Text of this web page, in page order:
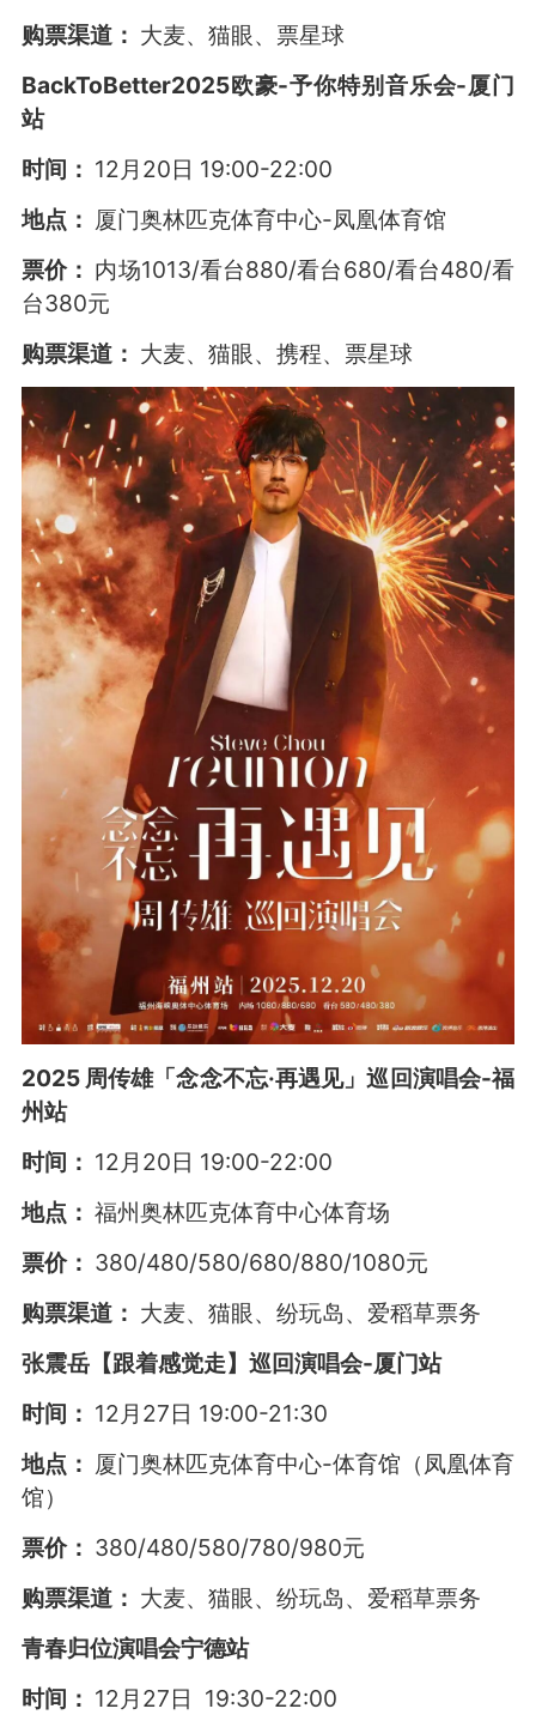
购票渠道： 大麦、猫眼、票星球
BackToBetter2025欧豪-予你特别音乐会-厦门
站
时间： 12月20日 19:00-22:00
地点： 厦门奥林匹克体育中心-凤凰体育馆
票价： 内场1013/看台880/看台680/看台480/看
台380元
购票渠道： 大麦、猫眼、携程、票星球
2025 周传雄「念念不忘·再遇见」巡回演唱会-福
州站
时间： 12月20日 19:00-22:00
地点： 福州奥林匹克体育中心体育场
票价： 380/480/580/680/880/1080元
购票渠道： 大麦、猫眼、纷玩岛、爱稻草票务
张震岳【跟着感觉走】巡回演唱会-厦门站
时间： 12月27日 19:00-21:30
地点： 厦门奥林匹克体育中心-体育馆（凤凰体育
馆）
票价： 380/480/580/780/980元
购票渠道： 大麦、猫眼、纷玩岛、爱稻草票务
青春归位演唱会宁德站
时间： 12月27日 19:30-22:00